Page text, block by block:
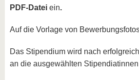
PDF-Datei ein.
Auf die Vorlage von
Das Stipendium wird nach
an die ausgewählten